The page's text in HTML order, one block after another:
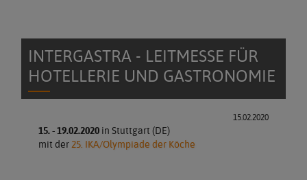
INTERGASTRA - LEITMESSE FÜR
HOTELLERIE UND GASTRONOMIE
15.02.2020
15. - 19.02.2020in Stuttgart (DE)
mit der25. IKA/Olympiade der Köche